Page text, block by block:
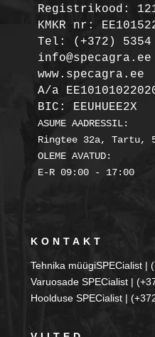
Registrikood:
KMKR nr:
Tel: (+372) 5354
info@specagra.ee
A/a
BIC: EEUHUEE2X
ASUME AADRESSIL:
Ringtee 32a, Tartu,
OLEME AVATUD:
E-R 09:00 - 17:00
KONTAKT
Tehnika müügiSPECialist |
Varuosade SPECialist |
Hoolduse SPECialist |